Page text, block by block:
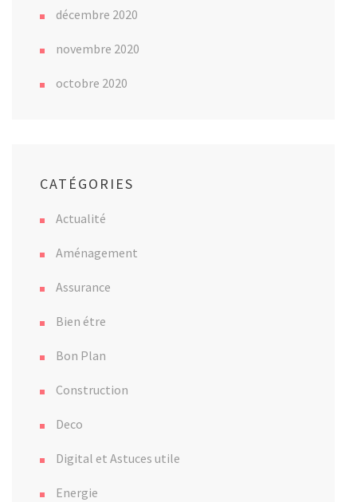
décembre 2020
novembre 2020
octobre 2020
CATÉGORIES
Actualité
Aménagement
Assurance
Bien étre
Bon Plan
Construction
Deco
Digital et Astuces utile
Energie